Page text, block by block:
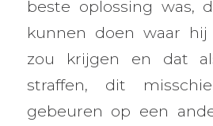
beste oplossing was,
kunnen doen waar
zou krijgen en dat
straffen, dit
gebeuren op een